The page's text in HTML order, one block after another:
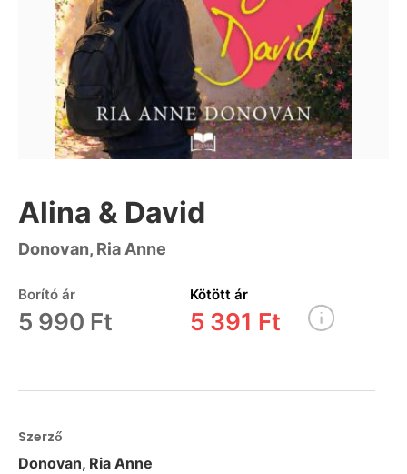
Alina & David
Donovan, Ria Anne
Borító ár
5 990 Ft
Kötött ár
5 391 Ft
Szerző
Donovan, Ria Anne